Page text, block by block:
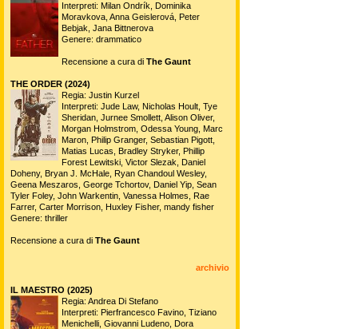
Interpreti: Milan Ondrík, Dominika
Moravkova, Anna Geislerová, Peter
Bebjak, Jana Bittnerova
Genere: drammatico
Recensione a cura di The Gaunt
THE ORDER (2024)
Regia: Justin Kurzel
Interpreti: Jude Law, Nicholas Hoult, Tye
Sheridan, Jurnee Smollett, Alison Oliver,
Morgan Holmstrom, Odessa Young, Marc
Maron, Philip Granger, Sebastian Pigott,
Matias Lucas, Bradley Stryker, Phillip
Forest Lewitski, Victor Slezak, Daniel
Doheny, Bryan J. McHale, Ryan Chandoul Wesley,
Geena Meszaros, George Tchortov, Daniel Yip, Sean
Tyler Foley, John Warkentin, Vanessa Holmes, Rae
Farrer, Carter Morrison, Huxley Fisher, mandy fisher
Genere: thriller
Recensione a cura di The Gaunt
archivio
IL MAESTRO (2025)
Regia: Andrea Di Stefano
Interpreti: Pierfrancesco Favino, Tiziano
Menichelli, Giovanni Ludeno, Dora